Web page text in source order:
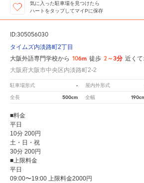
気に入った駐車場を見つけたら
ハートをタップしてマイPに保存
ID:305056030
タイムズ内淡路町2丁目
大阪外語専門学校から 106m 徒歩 2～3分 近くて
大阪府大阪市中央区内淡路町2-2
駐車場形式 - 屋内外形式
全長 500cm 全幅
■料金
平日
10分 200円
土・日・祝
30分 200円
■上限料金
平日
09:00〜19:00 上限料金2000円